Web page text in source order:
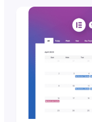
εκδήλωση ή
επέκταση
για την
εκδηλώσεων
ταχυδρομείου
εμπειρία των
έγκαιρες